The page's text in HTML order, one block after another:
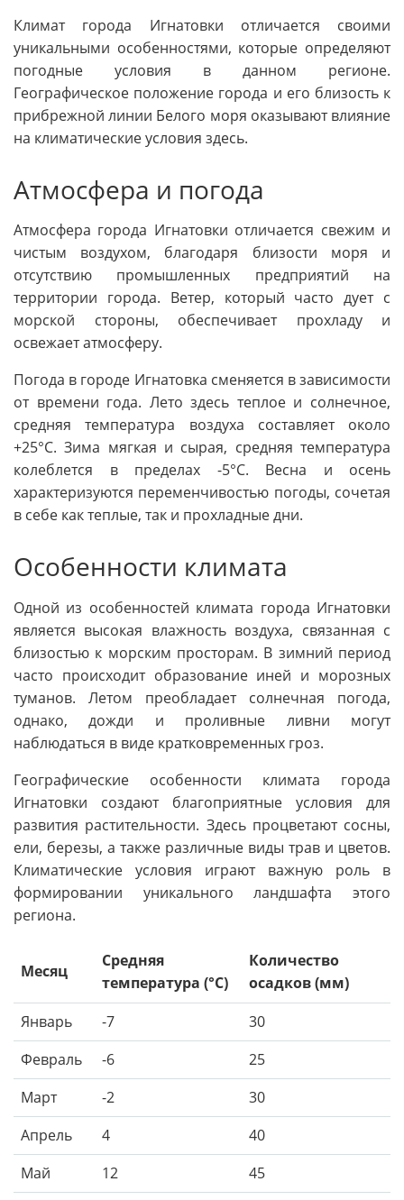
Климат города Игнатовки отличается своими
уникальными особенностями, которые определяют
погодные условия в данном регионе.
Географическое положение города и его близость к
прибрежной линии Белого моря оказывают влияние
на климатические условия здесь.
Атмосфера и погода
Атмосфера города Игнатовки отличается свежим и
чистым воздухом, благодаря близости моря и
отсутствию промышленных предприятий на
территории города. Ветер, который часто дует с
морской стороны, обеспечивает прохладу и
освежает атмосферу.
Погода в городе Игнатовка сменяется в зависимости
от времени года. Лето здесь теплое и солнечное,
средняя температура воздуха составляет около
+25°C. Зима мягкая и сырая, средняя температура
колеблется в пределах -5°C. Весна и осень
характеризуются переменчивостью погоды, сочетая
в себе как теплые, так и прохладные дни.
Особенности климата
Одной из особенностей климата города Игнатовки
является высокая влажность воздуха, связанная с
близостью к морским просторам. В зимний период
часто происходит образование иней и морозных
туманов. Летом преобладает солнечная погода,
однако, дожди и проливные ливни могут
наблюдаться в виде кратковременных гроз.
Географические особенности климата города
Игнатовки создают благоприятные условия для
развития растительности. Здесь процветают сосны,
ели, березы, а также различные виды трав и цветов.
Климатические условия играют важную роль в
формировании уникального ландшафта этого
региона.
Месяц
Средняя
температура (°C)
Количество
осадков (мм)
Январь
-7
30
Февраль
-6
25
Март
-2
30
Апрель
4
40
Май
12
45